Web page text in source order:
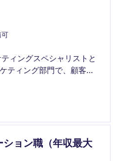
可
ィングスペシャリストと
ティング部門で、顧客関
効果的なキャンペーンを
する役割を担っていただ
ョン職（年収最大